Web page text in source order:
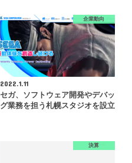
企業動向
2022.1.11
セガ、ソフトウェア開発やデバッ
グ業務を担う札幌スタジオを設立
決算